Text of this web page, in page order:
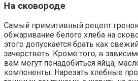
На сковороде
Самый примитивный рецепт
обжаривание белого хлеба на
этого допускается брать как
зачерстветь. Кроме того, в
вам могут понадобиться яйца,
компоненты. Нарезать хлебные